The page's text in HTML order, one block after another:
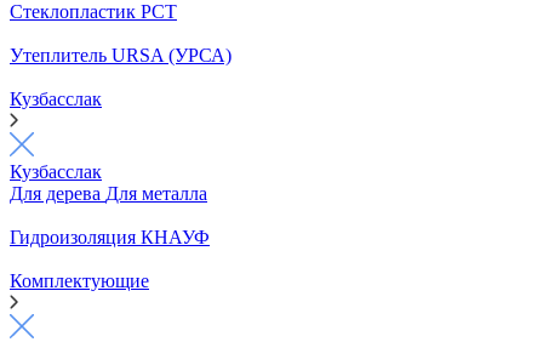
Стеклопластик РСТ
Утеплитель URSA (УРСА)
Кузбасслак
Кузбасслак
Для дерева Для металла
Гидроизоляция КНАУФ
Комплектующие